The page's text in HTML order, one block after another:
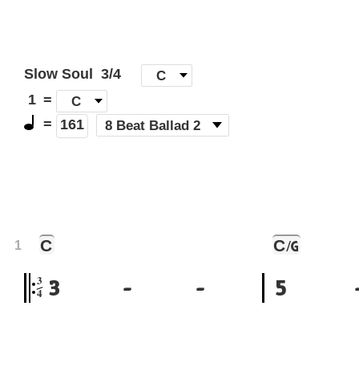
Slow Soul 3/4 C
]
1 =
C
= 161 8 Beat Ballad 2 )
C
3 - -
3
4
1 C/G
5